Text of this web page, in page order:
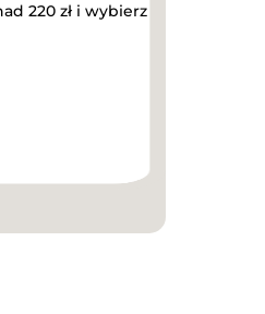
220 zł i wybierz